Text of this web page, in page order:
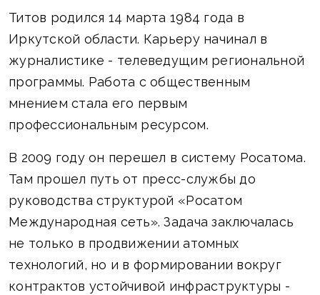
Титов родился 14 марта 1984 года в
Иркутской области. Карьеру начинал в
журналистике - телеведущим региональной
программы. Работа с общественным
мнением стала его первым
профессиональным ресурсом.
В 2009 году он перешел в систему Росатома.
Там прошел путь от пресс-службы до
руководства структурой «Росатом
Международная сеть». Задача заключалась
не только в продвижении атомных
технологий, но и в формировании вокруг
контрактов устойчивой инфраструктуры -